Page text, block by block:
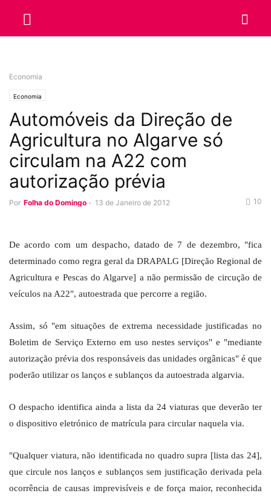
Economia
Economia
Automóveis da Direção de
Agricultura no Algarve só
circulam na A22 com
autorização prévia
Por Folha do Domingo - 13 de Janeiro de 2012 10
De acordo com um despacho, datado de 7 de dezembro, "fica
determinado como regra geral da DRAPALG [Direção Regional de
Agricultura e Pescas do Algarve] a não permissão de circução de
veículos na A22", autoestrada que percorre a região.
Assim, só "em situações de extrema necessidade justificadas no
Boletim de Serviço Externo em uso nestes serviços" e "mediante
autorização prévia dos responsáveis das unidades orgânicas" é que
poderão utilizar os lanços e sublanços da autoestrada algarvia.
O despacho identifica ainda a lista da 24 viaturas que deverão ter
o dispositivo eletrónico de matrícula para circular naquela via.
"Qualquer viatura, não identificada no quadro supra [lista das 24],
que circule nos lanços e sublanços sem justificação derivada pela
ocorrência de causas imprevisíveis e de força maior, reconhecida